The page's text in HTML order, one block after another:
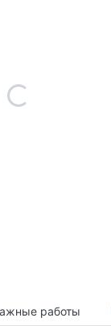
работы